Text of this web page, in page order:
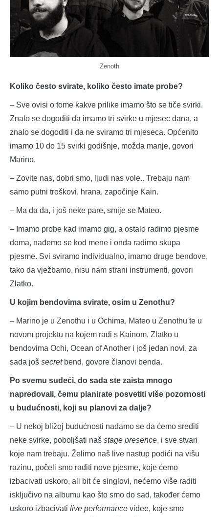
Zenoth
Koliko često svirate, koliko često imate probe?
– Sve ovisi o tome kakve prilike imamo što se tiče svirki.
Znalo se dogoditi da imamo tri svirke u mjesec dana, a
znalo se dogoditi i da ne sviramo tri mjeseca. Općenito
imamo 10 do 15 svirki godišnje, možda manje, govori
Marino.
– Zovite nas, dobri smo, ljudi nas vole.. Trebaju nam
samo putni troškovi, hrana, započinje Kain.
– Ma da da, i još neke pare, smije se Mateo.
– Imamo probe kad imamo gig, a ostalo radimo pjesme
doma, nađemo se kod mene i onda radimo skupa
pjesme. Svi sviramo individualno, imamo druge bendove,
tako da vježbamo, nisu nam strani instrumenti, govori
Zlatko.
U kojim bendovima svirate, osim u Zenothu?
– Marino je u Zenothu i u Ochima, Mateo u Zenothu te u
novom projektu na kojem radi s Kainom, Zlatko u
bendovima Ochi, Ocean of Another i još jedan novi, za
sada još secret bend, govore članovi benda.
Po svemu sudeći, do sada ste zaista mnogo
napredovali, čemu planirate posvetiti više pozornosti
u budućnosti, koji su planovi za dalje?
– U nekoj bližoj budućnosti nadamo se da ćemo srediti
neke svirke, poboljšati naš stage presence, i sve stvari
koje nam trebaju. Želimo naš live nastup podići na višu
razinu, počeli smo raditi nove pjesme, koje ćemo
izbacivati uskoro, ali bit će singlovi, nećemo više raditi
isključivo na albumu kao što smo do sad, također ćemo
uskoro izbacivati live performance videe, koje smo